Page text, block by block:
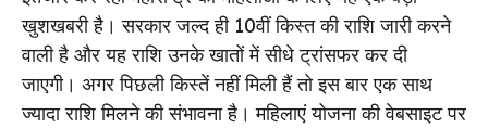
खुशखबरी है। सरकार जल्द ही 10वीं किस्त की राशि जारी करने
वाली है और यह राशि उनके खातों में सीधे ट्रांसफर कर दी
जाएगी। अगर पिछली किस्तें नहीं मिली हैं तो इस बार एक साथ
ज्यादा राशि मिलने की संभावना है। महिलाएं योजना की वेबसाइट पर